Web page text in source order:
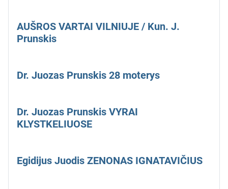
AUŠROS VARTAI VILNIUJE / Kun. J.
Prunskis
Dr. Juozas Prunskis 28 moterys
Dr. Juozas Prunskis VYRAI
KLYSTKELIUOSE
Egidijus Juodis ZENONAS IGNATAVIČIUS